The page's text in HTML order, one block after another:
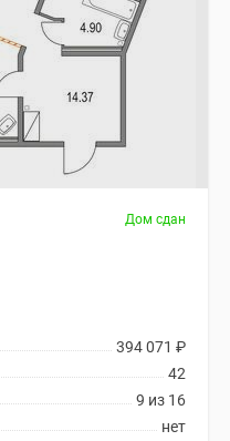
Дом сдан
394 071 ₽
42
9 из 16
нет